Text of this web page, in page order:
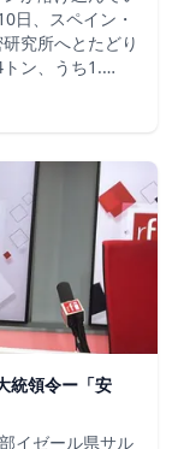
日、スペイン・
究所へとたどり
ン、うち1.…
統領令ー「安
イゼール県サル